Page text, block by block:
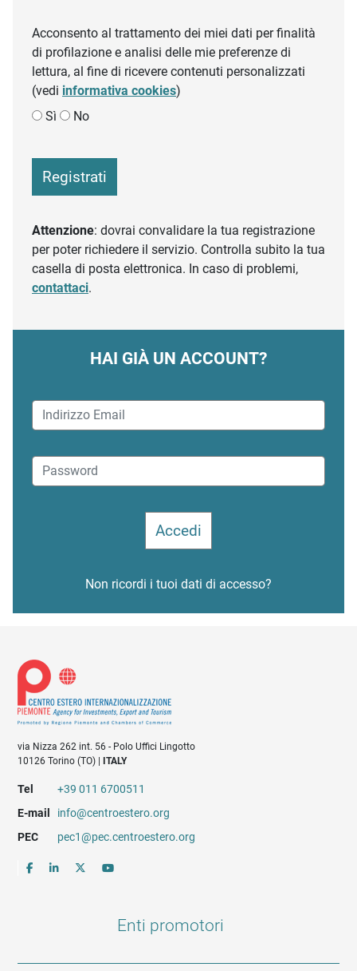
Acconsento al trattamento dei miei dati per finalità
di profilazione e analisi delle mie preferenze di
lettura, al fine di ricevere contenuti personalizzati
(vedi informativa cookies)
Sì
No
Registrati
Attenzione: dovrai convalidare la tua registrazione
per poter richiedere il servizio. Controlla subito la tua
casella di posta elettronica. In caso di problemi,
contattaci.
HAI GIÀ UN ACCOUNT?
Non ricordi i tuoi dati di accesso?
via Nizza 262 int. 56 - Polo Uffici Lingotto
10126 Torino (TO) |
ITALY
Tel
+39 011 6700511
E-mail
info@centroestero.org
PEC
pec1@pec.centroestero.org
Enti promotori